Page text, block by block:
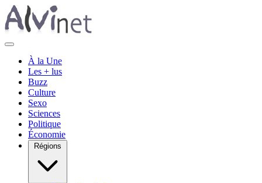
À la Une
Les + lus
Buzz
Culture
Sexo
Sciences
Politique
Économie
Régions